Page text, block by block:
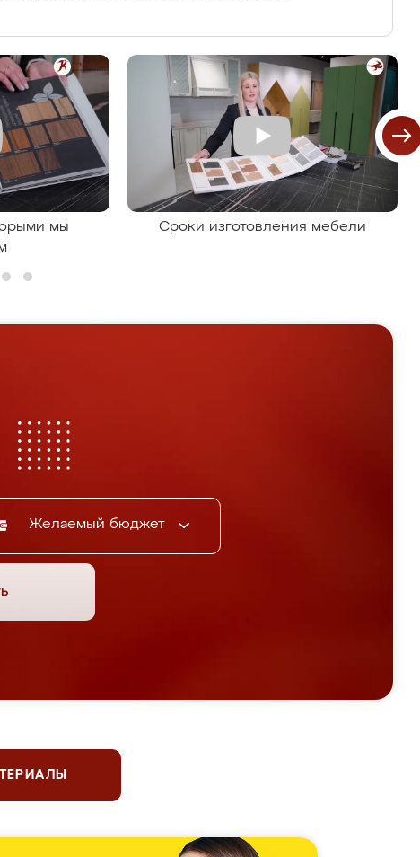
мы
Сроки изготовления мебели
Желаемый бюджет